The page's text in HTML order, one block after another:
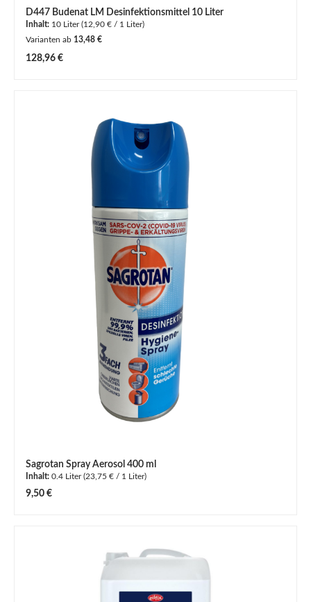
D447 Budenat LM Desinfektionsmittel 10 Liter
Inhalt: 10 Liter(12,90 € / 1 Liter)
Varianten ab 13,48 €
Regulärer Preis:
128,96 €
Sagrotan Spray Aerosol 400 ml
Inhalt: 0.4 Liter(23,75 € / 1 Liter)
Regulärer Preis:
9,50 €